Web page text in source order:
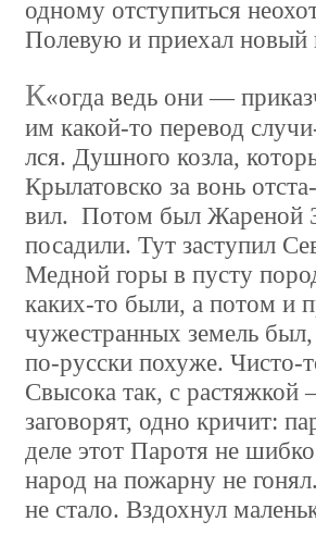
одному отступиться
Полевую и приехал новый
К огда ведь они —
им какой-то перевод
лся. Душного козла,
Крылатовско за вонь отста-
вил. Потом был Жареной
посадили. Тут заступил
Медной горы в пусту
каких-то были, а потом и
чужестранных земель
по-русски похуже. Чисто-
Свысока так, с
заговорят, одно кричит:
деле этот Паротя не
народ на пожарну не
не стало. Вздохнул